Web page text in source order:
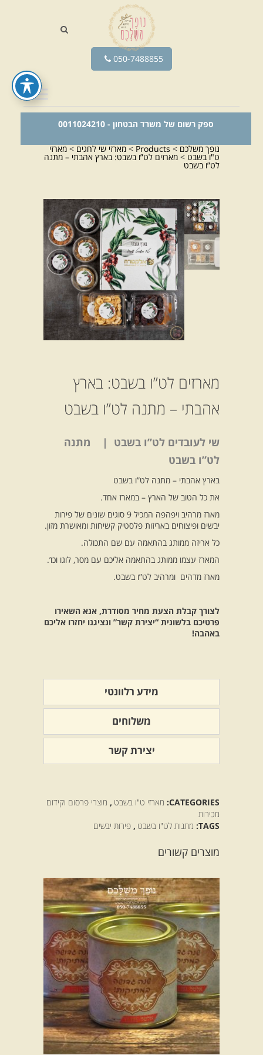
050-7488855
ספק רשום של משרד הבטחון - 0011024210
נופך משלכם>
Products
>מארזי שי לחגים>מארזי
ט"ו בשבט > מארזים לט”ו בשבט: בארץ אהבתי – מתנה
לט”ו בשבט
מארזים לט”ו בשבט: בארץ
אהבתי – מתנה לט”ו בשבט
שי לעובדים לט”ו בשבט | מתנה
לט”ו בשבט
בארץ אהבתי – מתנה לט”ו בשבט
את כל הטוב של הארץ – במארז אחד.
מארז מרהיב ויפהפה המכיל 9 סוגים שונים של פירות
יבשים ופיצוחים באריזות פלסטיק קשיחות ומאושרת מזון.
כל אריזה ממותג בהתאמה עם שם התכולה.
המארז עצמו ממותג בהתאמה אליכם עם מסר, לוגו וכו’.
מארז מדהים ומרהיב לט”ו בשבט.
לצורך קבלת הצעת מחיר מסודרת, אנא השאירו
פרטיכם בלשונית “יצירת קשר” ונציגנו יחזרו אליכם
באהבה!
מידע רלוונטי
משלוחים
יצירת קשר
CATEGORIES: מארזי ט"ו בשבט , מוצרי פרסום וקידום
מכירות
TAGS: מתנות לט"ו בשבט , פירות יבשים
מוצרים קשורים